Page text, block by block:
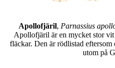
Apollofjäril, Parnassius
Apollofjäril är en mycket stor
fläckar. Den är rödlistad
utom på